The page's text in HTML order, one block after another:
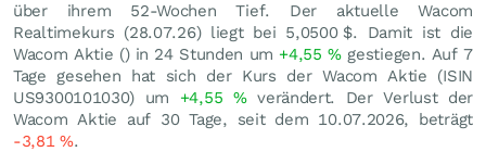
über ihrem 52-Wochen Tief. Der aktuelle Wacom
Realtimekurs (28.07.26) liegt bei 5,0500 $. Damit ist die
Wacom Aktie () in 24 Stunden um +4,55%gestiegen. Auf 7
Tage gesehen hat sich der Kurs der Wacom Aktie (ISIN
US9300101030) um +4,55 %verändert. Der Verlust der
Wacom Aktie auf 30 Tage, seit dem 10.07.2026, beträgt
-3,81%.